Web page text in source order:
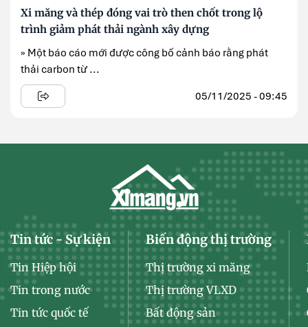
Xi măng và thép đóng vai trò then chốt trong lộ
trình giảm phát thải ngành xây dựng
» Một báo cáo mới được công bố cảnh báo rằng phát
thải carbon từ ...
05/11/2025 - 09:45
Tin tức - Sự kiện
Tin Hiệp hội
Tin trong nước
Tin tức quốc tế
Biến động thị trường
Thị trường xi măng
Thị trường VLXD
Bất động sản